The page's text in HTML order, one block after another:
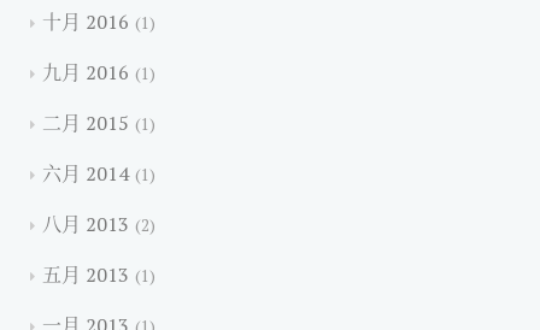
十月 2016 1
九月 2016 1
二月 2015 1
六月 2014 1
八月 2013 2
五月 2013 1